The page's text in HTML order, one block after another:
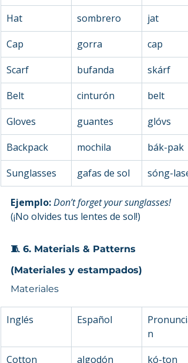
Hat
sombrero
jat
Cap
gorra
cap
Scarf
bufanda
skárf
Belt
cinturón
belt
Gloves
guantes
glóvs
Backpack
mochila
bák-pak
Sunglasses
gafas de sol sóng-
Ejemplo: Don’t forget your sunglasses!
(¡No olvides tus lentes de sol!)
🧵 6. Materials & Patterns
(Materiales y estampados)
Materiales
Inglés Español
n
Cotton
algodón kó-ton